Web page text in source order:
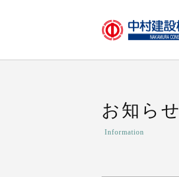
お知らせ
Information